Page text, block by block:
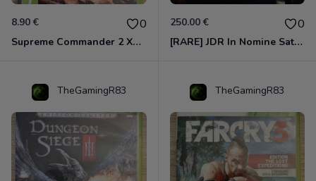
8.90 € 0
Supreme Commander 2 Xbox 360
250.00 € 0
[RARE] JDR In Nomine Satanis / Magna Veritas – 1ère Édition BOÎTE (DOS BLANC, 1989) - CROC / Siroz
TheGamingR83 TheGamingR83